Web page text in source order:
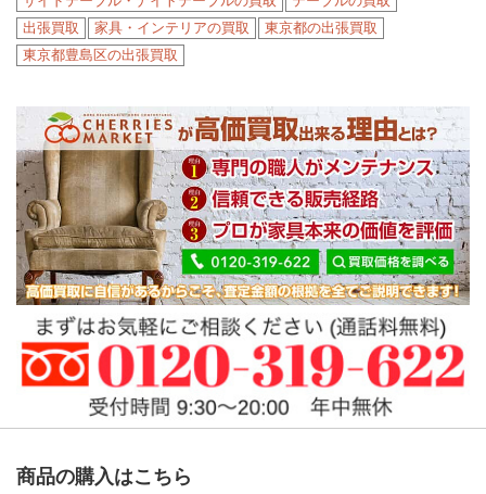
出張買取
家具・インテリアの買取
東京都の出張買取
東京都豊島区の出張買取
商品の購入はこちら